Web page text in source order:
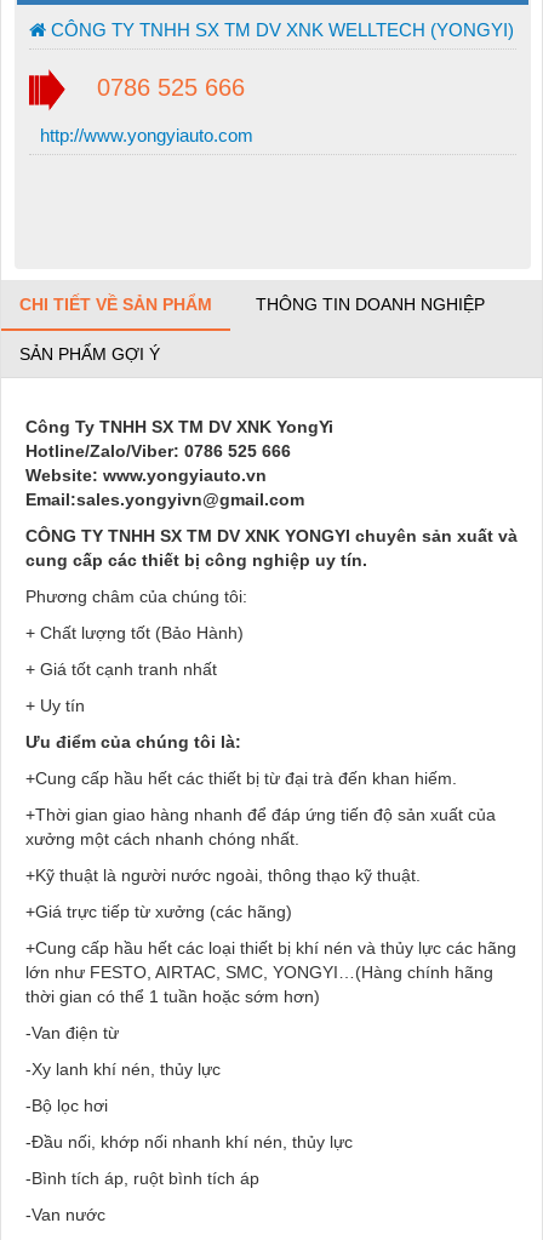
CÔNG TY TNHH SX TM DV XNK WELLTECH (YONGYI)
0786 525 666
http://www.yongyiauto.com
CHI TIẾT VỀ SẢN PHẨM THÔNG TIN DOANH NGHIỆP
SẢN PHẨM GỢI Ý
Công Ty TNHH SX TM DV XNK YongYi
Hotline/Zalo/Viber: 0786 525 666
Website: www.yongyiauto.vn
Email:sales.yongyivn@gmail.com
CÔNG TY TNHH SX TM DV XNK YONGYI chuyên sản xuất và
cung cấp các thiết bị công nghiệp uy tín.
Phương châm của chúng tôi:
+ Chất lượng tốt (Bảo Hành)
+ Giá tốt cạnh tranh nhất
+ Uy tín
Ưu điểm của chúng tôi là:
+Cung cấp hầu hết các thiết bị từ đại trà đến khan hiếm.
+Thời gian giao hàng nhanh để đáp ứng tiến độ sản xuất của
xưởng một cách nhanh chóng nhất.
+Kỹ thuật là người nước ngoài, thông thạo kỹ thuật.
+Giá trực tiếp từ xưởng (các hãng)
+Cung cấp hầu hết các loại thiết bị khí nén và thủy lực các hãng
lớn như FESTO, AIRTAC, SMC, YONGYI…(Hàng chính hãng
thời gian có thể 1 tuần hoặc sớm hơn)
-Van điện từ
-Xy lanh khí nén, thủy lực
-Bộ lọc hơi
-Đầu nối, khớp nối nhanh khí nén, thủy lực
-Bình tích áp, ruột bình tích áp
-Van nước